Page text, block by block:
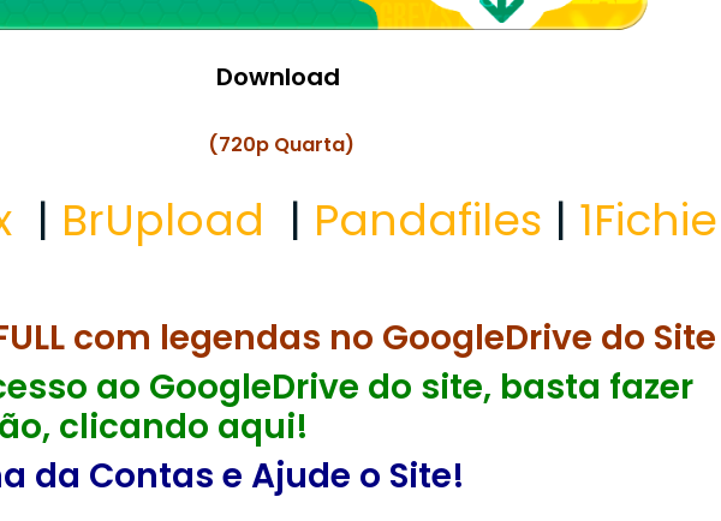
Download
(720p Quarta)
| BrUpload | Pandafiles |
com legendas no GoogleDrive do Site
ao GoogleDrive do site, basta fazer
clicando aqui!
da Contas e Ajude o Site!